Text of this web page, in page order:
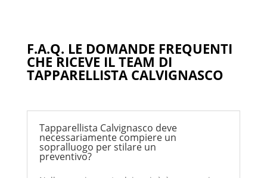
F.A.Q. LE DOMANDE FREQUENTI
CHE RICEVE IL TEAM DI
TAPPARELLISTA CALVIGNASCO
Tapparellista Calvignasco deve
necessariamente compiere un
sopralluogo per stilare un
preventivo?